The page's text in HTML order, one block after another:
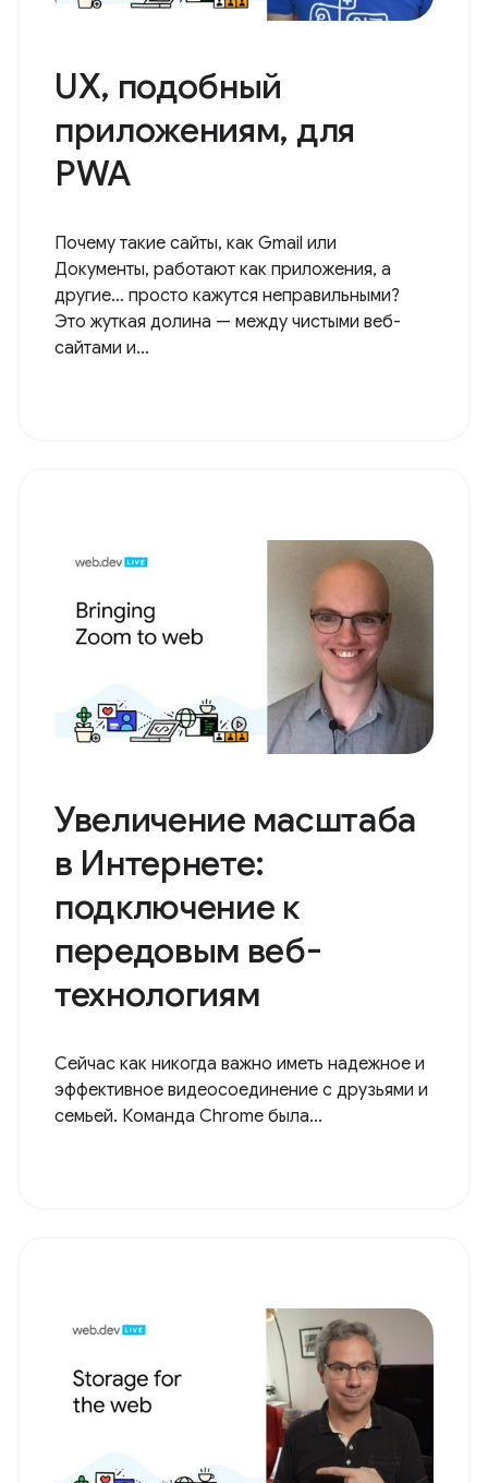
UX, подобный
приложениям, для
PWA
Почему такие сайты, как Gmail или
Документы, работают как приложения, а
другие… просто кажутся неправильными?
Это жуткая долина — между чистыми веб-
сайтами и...
Увеличение масштаба
в Интернете:
подключение к
передовым веб-
технологиям
Сейчас как никогда важно иметь надежное и
эффективное видеосоединение с друзьями и
семьей. Команда Chrome была...